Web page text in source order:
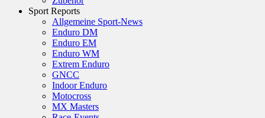
Sport Reports
Allgemeine Sport-News
Enduro DM
Enduro EM
Enduro WM
Extrem Enduro
GNCC
Indoor Enduro
Motocross
MX Masters